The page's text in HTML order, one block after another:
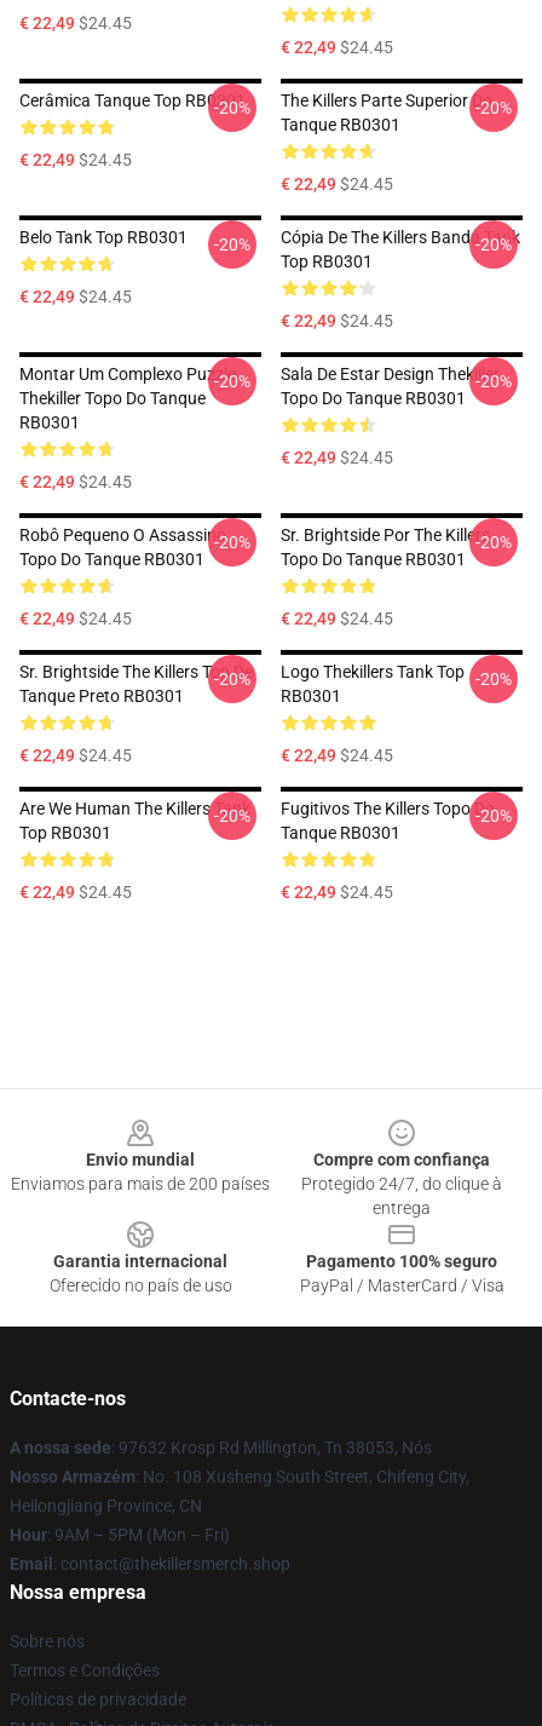
€ 22,49$24.45
€ 22,49$24.45
Cerâmica Tanque Top RB0301
€ 22,49$24.45
-20%
The Killers Parte Superior Do
Tanque RB0301
€ 22,49$24.45
-20%
Belo Tank Top RB0301
€ 22,49$24.45
-20%
Cópia De The Killers Banda Tank
Top RB0301
€ 22,49$24.45
-20%
Montar Um Complexo Puzzle
Thekiller Topo Do Tanque
RB0301
€ 22,49$24.45
-20%
Sala De Estar Design Thekiller
Topo Do Tanque RB0301
€ 22,49$24.45
-20%
Robô Pequeno O Assassino
Topo Do Tanque RB0301
€ 22,49$24.45
-20%
Sr. Brightside Por The Killers
Topo Do Tanque RB0301
€ 22,49$24.45
-20%
Sr. Brightside The Killers Top De
Tanque Preto RB0301
€ 22,49$24.45
-20%
Logo Thekillers Tank Top
RB0301
€ 22,49$24.45
-20%
Are We Human The Killers Tank
Top RB0301
€ 22,49$24.45
-20%
Fugitivos The Killers Topo Do
Tanque RB0301
€ 22,49$24.45
-20%
Envio mundial
Enviamos para mais de 200 países
Compre com confiança
Protegido 24/7, do clique à
entrega
Garantia internacional
Oferecido no país de uso
Pagamento 100% seguro
PayPal / MasterCard / Visa
Contacte-nos
A nossa sede: 97632 Krosp Rd Millington, Tn 38053, Nós
Nosso Armazém: No. 108 Xusheng South Street, Chifeng City,
Heilongjiang Province, CN
Hour: 9AM – 5PM (Mon – Fri)
Email : contact@thekillersmerch.shop
Nossa empresa
Sobre nós
Termos e Condições
Políticas de privacidade